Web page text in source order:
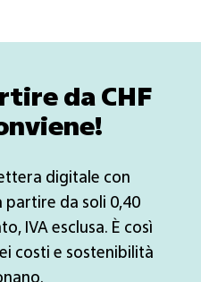
da CHF
digitale con
partire da soli 0,40
IVA esclusa. È così
costi e sostenibilità